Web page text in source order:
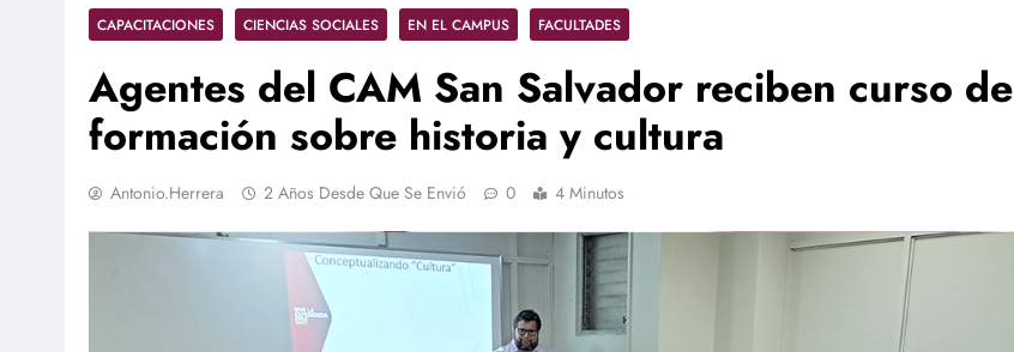
CAPACITACIONES CIENCIAS SOCIALES EN EL CAMPUS FACULTADES
Agentes del CAM San Salvador reciben curso de
formación sobre historia y cultura
Antonio.herrera 2 Años Desde Que Se Envió 0 4 Minutos